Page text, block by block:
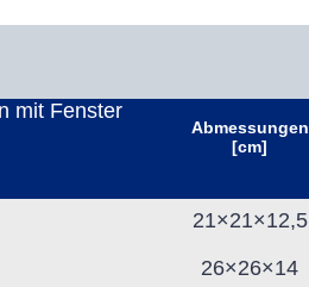
mit Fenster
Abmessungen
[cm]
21×21×12,5
26×26×14